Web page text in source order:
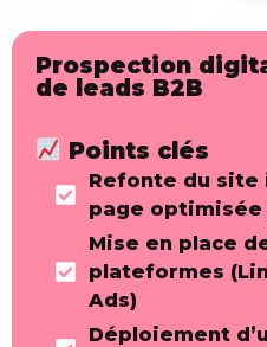
Prospection
de leads B2B
Points clés
Refonte du site
page optimisée
Mise en place
plateformes
Ads)
Déploiement